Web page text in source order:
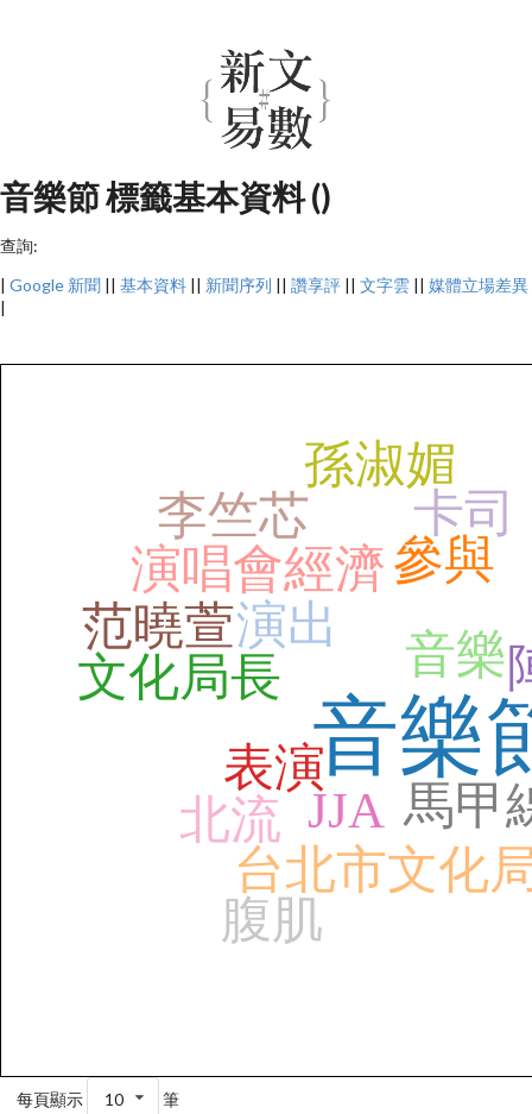
音樂節 標籤基本資料 ()
查詢:
| Google 新聞 || 基本資料 || 新聞序列 || 讚享評 || 文字雲 || 媒體立場差異
|
音樂
演出
參與
台北市文化
文化局長 音樂
表演
演唱會經濟
卡司
范曉萱
李竺芯
JJA
北流 馬甲
腹肌
孫淑媚
每頁顯示 10 筆